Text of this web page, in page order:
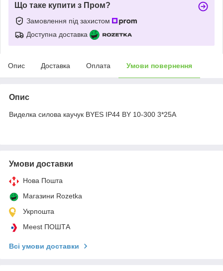
Що таке купити з Пром?
Замовлення під захистом
Доступна доставка
Опис Доставка Оплата Умови повернення
Опис
Виделка силова каучук BYES IP44 BY 10-300 3*25А
Умови доставки
Нова Пошта
Магазини Rozetka
Укрпошта
Meest ПОШТА
Всі умови доставки